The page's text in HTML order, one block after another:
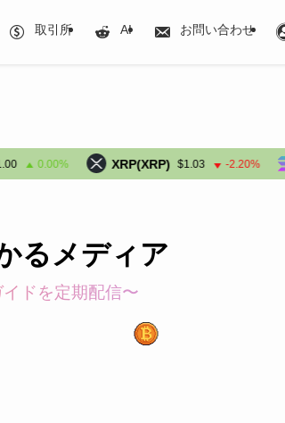
取引所 AI お問い合わせ
XRP(XRP) $1.03 -2.20%
るメディア
ドを定期配信〜